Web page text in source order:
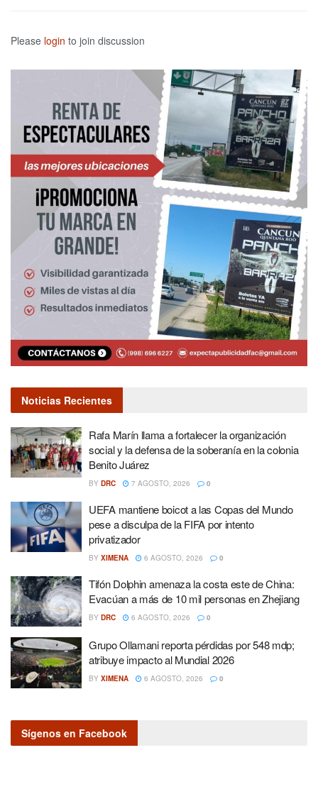
Please login to join discussion
Noticias Recientes
Rafa Marín llama a fortalecer la organización
social y la defensa de la soberanía en la colonia
Benito Juárez
BY DRC 7 AGOSTO, 2026 0
UEFA mantiene boicot a las Copas del Mundo
pese a disculpa de la FIFA por intento
privatizador
BY XIMENA 6 AGOSTO, 2026 0
Tifón Dolphin amenaza la costa este de China:
Evacúan a más de 10 mil personas en Zhejiang
BY DRC 6 AGOSTO, 2026 0
Grupo Ollamani reporta pérdidas por 548 mdp;
atribuye impacto al Mundial 2026
BY XIMENA 6 AGOSTO, 2026 0
Sígenos en Facebook